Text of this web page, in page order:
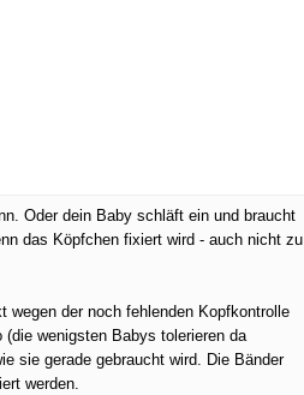
Oder dein Baby schläft ein und braucht
das Köpfchen fixiert wird - auch nicht zu
wegen der noch fehlenden Kopfkontrolle
wenigsten Babys tolerieren da
sie gerade gebraucht wird. Die Bänder
werden.